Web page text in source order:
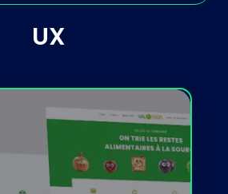
UX